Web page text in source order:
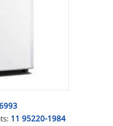
11 95220-1984